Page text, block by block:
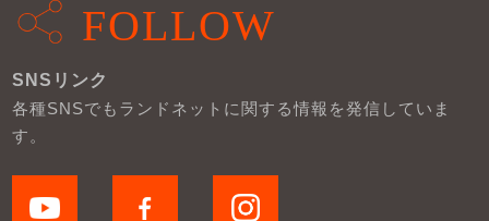
FOLLOW
SNSリンク
各種SNSでもランドネットに関する情報を発信していま
す。